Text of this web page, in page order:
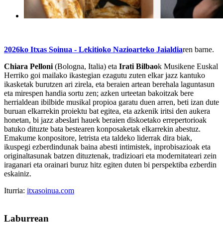
2026ko Itxas Soinua - Lekitioko Nazioarteko Jaialdiaren barne.
Chiara Pelloni (Bologna, Italia) eta Irati Bilbaok Musikene Euskal
Herriko goi mailako ikastegian ezagutu zuten elkar jazz kantuko
ikasketak burutzen ari zirela, eta beraien artean berehala laguntasun
eta mirespen handia sortu zen; azken urteetan bakoitzak bere
herrialdean ibilbide musikal propioa garatu duen arren, beti izan dute
buruan elkarrekin proiektu bat egitea, eta azkenik iritsi den aukera
honetan, bi jazz abeslari hauek beraien diskoetako errepertorioak
batuko dituzte bata bestearen konposaketak elkarrekin abestuz.
Emakume konpositore, letrista eta taldeko liderrak dira biak,
ikuspegi ezberdindunak baina abesti intimistek, inprobisazioak eta
originaltasunak batzen dituztenak, tradizioari eta modernitateari zein
iraganari eta orainari buruz hitz egiten duten bi perspektiba ezberdin
eskainiz.
Iturria: itxasoinua.com
Laburrean